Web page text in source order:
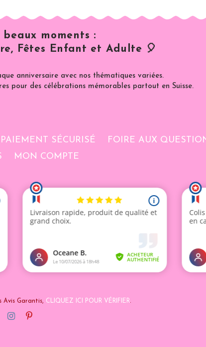
beaux moments :
Fêtes Enfant et Adulte 🎈
anniversaire avec nos thématiques variées.
pour des célébrations mémorables partout en Suisse.
PAIEMENT SÉCURISÉ FOIRE AUX
MON COMPTE
Avis Garantis, CLIQUEZ ICI POUR VÉRIFIER.